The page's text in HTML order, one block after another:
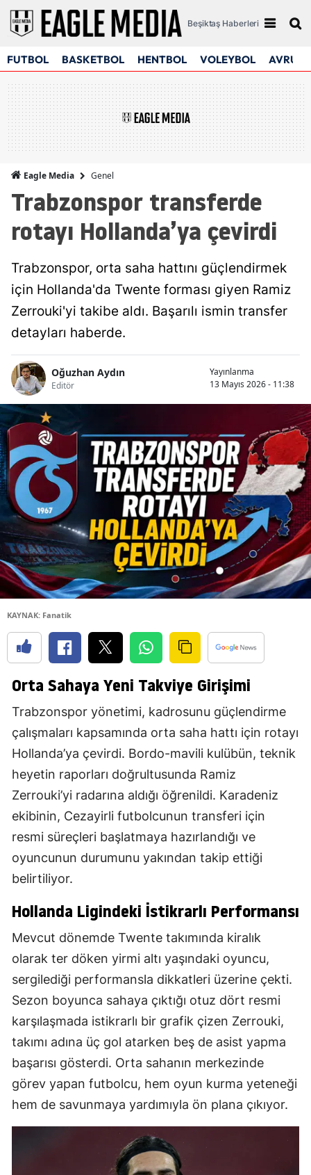
Beşiktaş Haberleri
FUTBOL BASKETBOL HENTBOL VOLEYBOL
Eagle Media Genel
Trabzonspor transferde
rotayı Hollanda’ya çevirdi
Trabzonspor, orta saha hattını güçlendirmek
için Hollanda'da Twente forması giyen Ramiz
Zerrouki'yi takibe aldı. Başarılı ismin transfer
detayları haberde.
Oğuzhan Aydın
Editör
Yayınlanma
13 Mayıs 2026 - 11:38
KAYNAK: Fanatik
Orta Sahaya Yeni Takviye Girişimi
Trabzonspor yönetimi, kadrosunu güçlendirme
çalışmaları kapsamında orta saha hattı için rotayı
Hollanda’ya çevirdi. Bordo-mavili kulübün, teknik
heyetin raporları doğrultusunda Ramiz
Zerrouki’yi radarına aldığı öğrenildi. Karadeniz
ekibinin, Cezayirli futbolcunun transferi için
resmi süreçleri başlatmaya hazırlandığı ve
oyuncunun durumunu yakından takip ettiği
belirtiliyor.
Hollanda Ligindeki İstikrarlı Performansı
Mevcut dönemde Twente takımında kiralık
olarak ter döken yirmi altı yaşındaki oyuncu,
sergilediği performansla dikkatleri üzerine çekti.
Sezon boyunca sahaya çıktığı otuz dört resmi
karşılaşmada istikrarlı bir grafik çizen Zerrouki,
takımı adına üç gol atarken beş de asist yapma
başarısı gösterdi. Orta sahanın merkezinde
görev yapan futbolcu, hem oyun kurma yeteneği
hem de savunmaya yardımıyla ön plana çıkıyor.